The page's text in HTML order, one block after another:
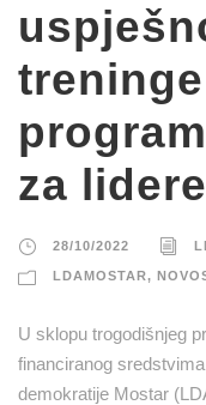
za lidere
28/10/2022
LDAMOSTAR,
U sklopu trogodišnjeg
financiranog
demokratije Mostar